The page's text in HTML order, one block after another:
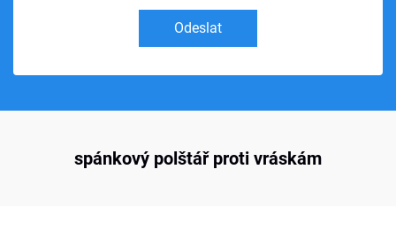
Odeslat
spánkový polštář proti vráskám